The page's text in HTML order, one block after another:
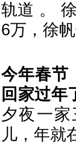
轨道 。
6万，徐
今年春节
回家过年
夕夜一
儿，年就